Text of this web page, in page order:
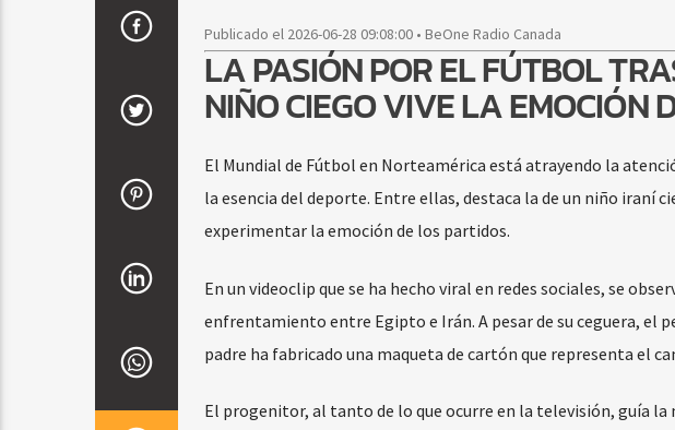
Publicado el 2026-06-28 09:08:00 • BeOne Radio Canada
LA PASIÓN POR EL FÚTBOL
NIÑO CIEGO VIVE LA EMOCIÓN
El Mundial de Fútbol en Norteamérica está atrayendo la
la esencia del deporte. Entre ellas, destaca la de un niño iraní
experimentar la emoción de los partidos.
En un videoclip que se ha hecho viral en redes sociales, se
enfrentamiento entre Egipto e Irán. A pesar de su ceguera, el
padre ha fabricado una maqueta de cartón que representa el
El progenitor, al tanto de lo que ocurre en la televisión, guía